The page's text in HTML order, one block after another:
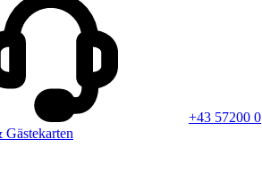
+43 57200 0